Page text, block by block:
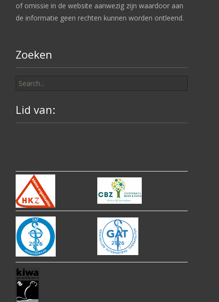
of omissie in de website aanwezig zijn waardoor aan
de informatie geen rechten kunnen worden ontleend.
Zoeken
for:
Lid van: